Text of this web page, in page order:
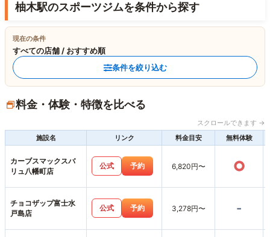
柚木駅のスポーツジムを条件から探す
現在の条件
すべての店舗 / おすすめ順
条件を絞り込む
料金・体験・特徴を比べる
スクロールできます →
施設名
リンク 料金目安 無料体験
カーブスマックスバ
リュ八幡町店
公式 予約 6,820円〜 ○
チョコザップ富士水
戸島店
公式 予約 3,278円〜 -